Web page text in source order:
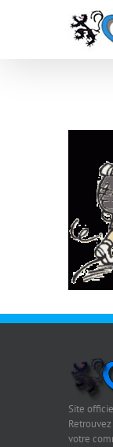
Site
votre